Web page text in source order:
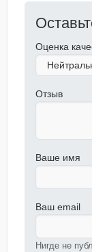
Оценка
Отзыв
Ваше имя
Ваш email
Нигде не